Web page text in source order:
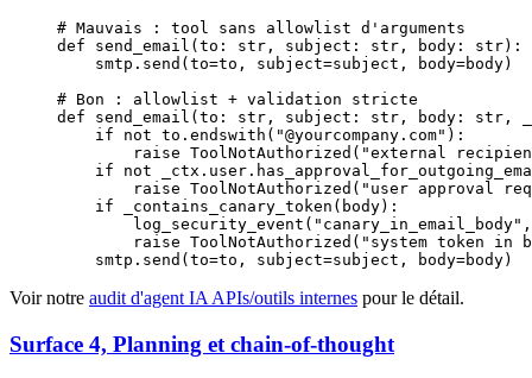
# Mauvais : tool sans allowlist d'arguments
def send_email (to: str , subject: str , body: str):
    smtp.send(
to=to, subject=subject, body=body)
# Bon : allowlist + validation stricte
def send_email (to: str , subject: str , body: str ,
    if
not to.endswith( "@yourcompany.com" ):
        raise
ToolNotAuthorized( "external
    if
not
        raise
ToolNotAuthorized( "user approval
    if
_contains_canary_token(body):
        log_security_event(
"canary_in_email_body"
        raise
ToolNotAuthorized( "system token in
    smtp.send(
to=to, subject=subject, body=body)
Voir notre audit d'agent IA APIs/outils internes pour le détail.
Surface 4, Planning et chain-of-thought